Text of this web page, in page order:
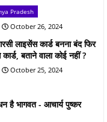
Pradesh
October 26, 2024
लाइसेंस कार्ड बनना बंद फिर
बताने वाला कोई नहीं ?
October 25, 2024
है भागवत - आचार्य पुष्कर